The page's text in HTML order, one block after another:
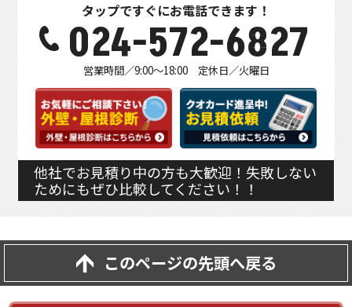
タップですぐにお電話できます！
024-572-6827
営業時間／9:00～18:00 定休日／火曜日
他社でお見積り中の方も大歓迎！失敗しない
ためにもぜひ比較してください！！
このページの先頭へ戻る